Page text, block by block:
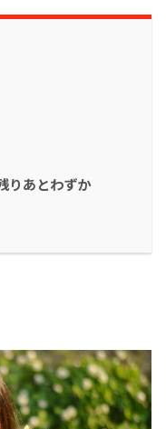
りあとわずか